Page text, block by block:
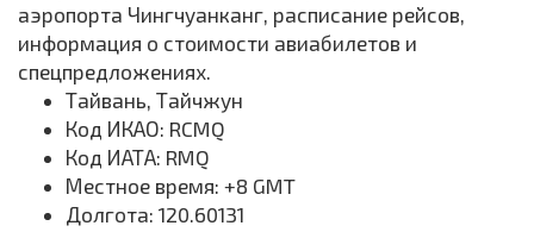
аэропорта Чингчуанканг, расписание рейсов,
информация о стоимости авиабилетов и
спецпредложениях.
Тайвань, Тайчжун
Код ИКАО: RCMQ
Код ИАТА: RMQ
Местное время: +8 GMT
Долгота: 120.60131